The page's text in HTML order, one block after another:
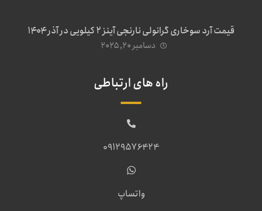
قیمت آرد سوخاری گرانولی نارنجی آینز ۲ کیلویی در آذر ۱۴۰۴
دسامبر ۲۰, ۲۰۲۵
راه های ارتباطی
09129576424
واتساپ